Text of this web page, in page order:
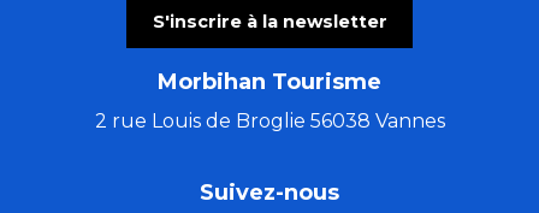
S'inscrire à la newsletter
Morbihan Tourisme
2 rue Louis de Broglie 56038 Vannes
Suivez-nous